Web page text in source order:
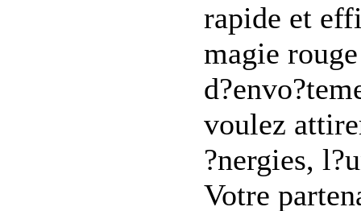
rapide et
magie
voulez
?nergies,
Votre